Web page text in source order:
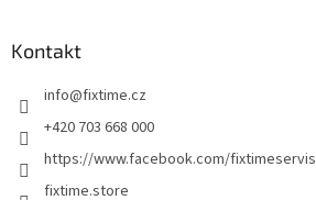
Kontakt
info@fixtime.cz
+420 703 668 000
https://www.facebook.com/fixtimeservis
fixtime.store